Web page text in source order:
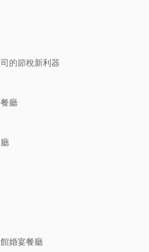
的節稅新利器
廳
婚宴餐廳